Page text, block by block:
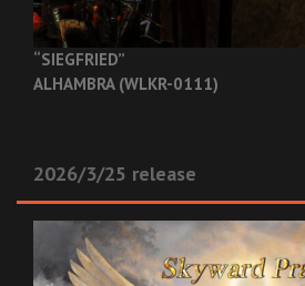
“SIEGFRIED”
ALHAMBRA (WLKR-0111)
2026/3/25 release